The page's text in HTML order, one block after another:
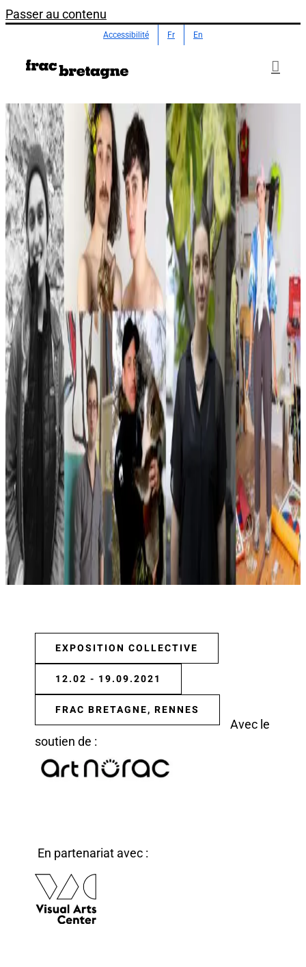
Passer au contenu
Accessibilité Fr En
EXPOSITION COLLECTIVE
12.02 - 19.09.2021
FRAC BRETAGNE, RENNES
Avec le
soutien de :
En partenariat avec :